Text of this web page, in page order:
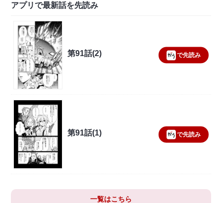
アプリで最新話を先読み
第91話(2) で先読み
第91話(1) で先読み
一覧はこちら